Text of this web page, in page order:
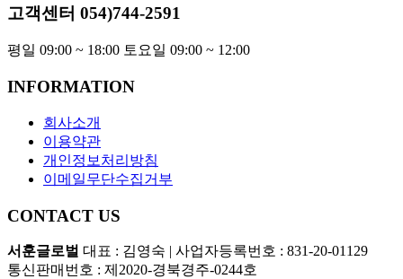
고객센터 054)744-2591
평일 09:00 ~ 18:00 토요일 09:00 ~ 12:00
INFORMATION
회사소개
이용약관
개인정보처리방침
이메일무단수집거부
CONTACT US
서훈글로벌 대표 : 김영숙 | 사업자등록번호 : 831-20-01129
통신판매번호 : 제2020-경북경주-0244호